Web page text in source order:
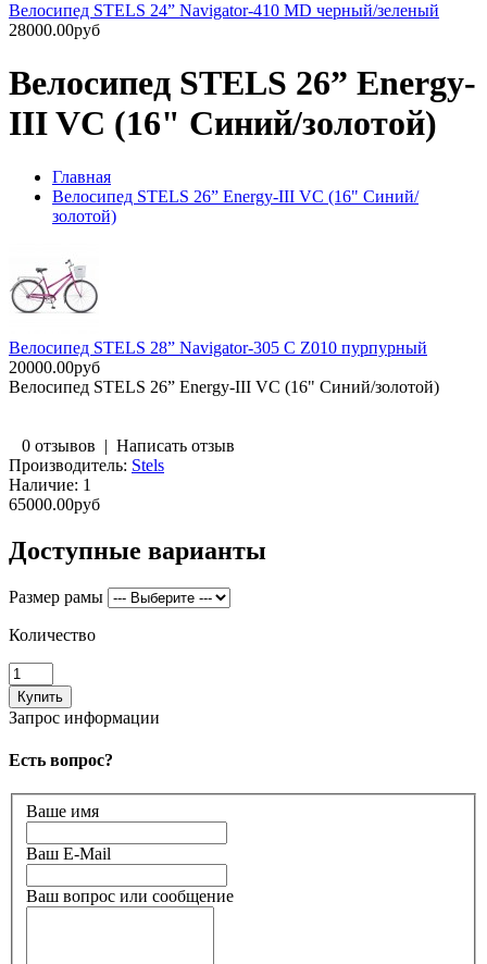
Велосипед STELS 24” Navigator-410 MD черный/зеленый
28000.00руб
Велосипед STELS 26” Energy-
III VC (16" Синий/золотой)
Главная
Велосипед STELS 26” Energy-III VC (16" Синий/
золотой)
Велосипед STELS 28” Navigator-305 C Z010 пурпурный
20000.00руб
Велосипед STELS 26” Energy-III VC (16" Синий/золотой)
0 отзывов | Написать отзыв
Производитель: Stels
Наличие: 1
65000.00руб
Доступные варианты
Размер рамы
Количество
Запрос информации
Есть вопрос?
Ваше имя
Ваш E-Mail
Ваш вопрос или сообщение